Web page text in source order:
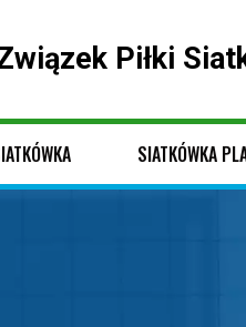
Piłki
SIATKÓWKA